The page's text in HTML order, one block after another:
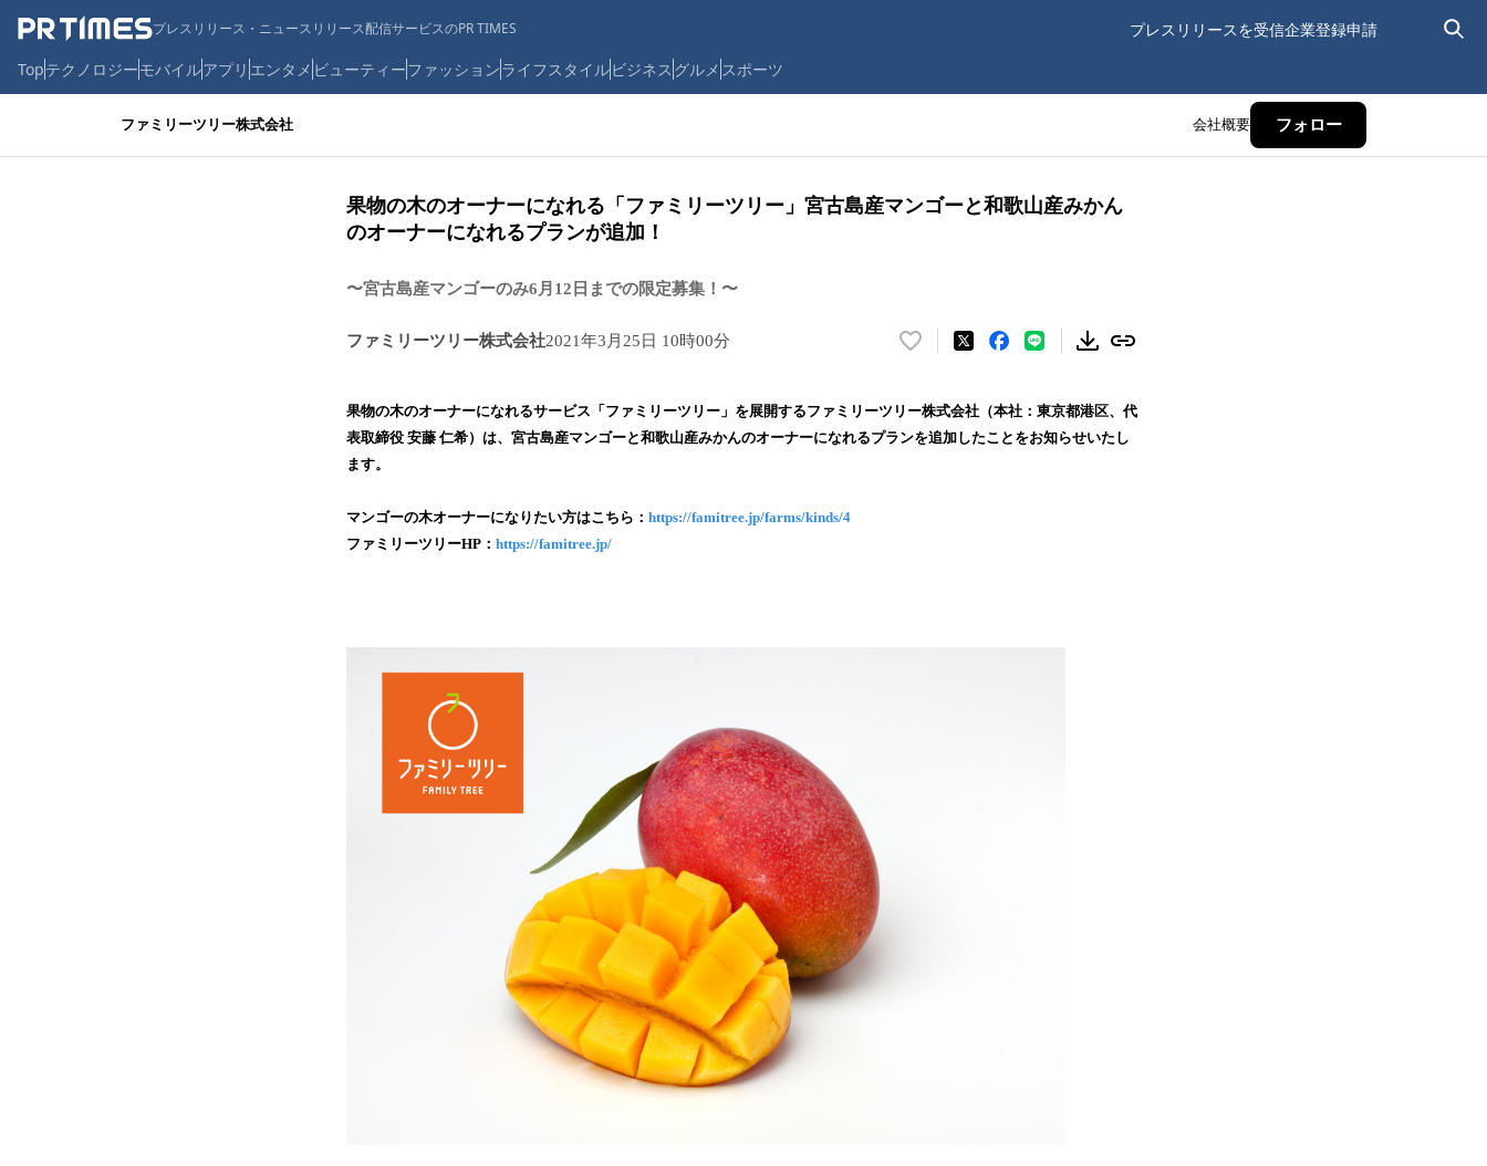
プレスリリース・ニュースリリース配信サービスのPR TIMES プレスリリースを受信企業登録申請
Topテクノロジーモバイルアプリ エンタメ ビューティーファッションライフスタイルビジネス グルメ スポーツ
ファミリーツリー株式会社 会社概要 フォロー
果物の木のオーナーになれる「ファミリーツリー」宮古島産マンゴーと和歌山産みかん
のオーナーになれるプランが追加！
〜宮古島産マンゴーのみ6月12日までの限定募集！〜
ファミリーツリー株式会社2021年3月25日 10時00分
い
！
数
果物の木のオーナーになれるサービス「ファミリーツリー」を展開するファミリーツリー株式会社（本社：東京都港区、代
表取締役 安藤 仁希）は、宮古島産マンゴーと和歌山産みかんのオーナーになれるプランを追加したことをお知らせいたし
ます。
マンゴーの木オーナーになりたい方はこちら： https://famitree.jp/farms/kinds/4
ファミリーツリーHP： https://famitree.jp/